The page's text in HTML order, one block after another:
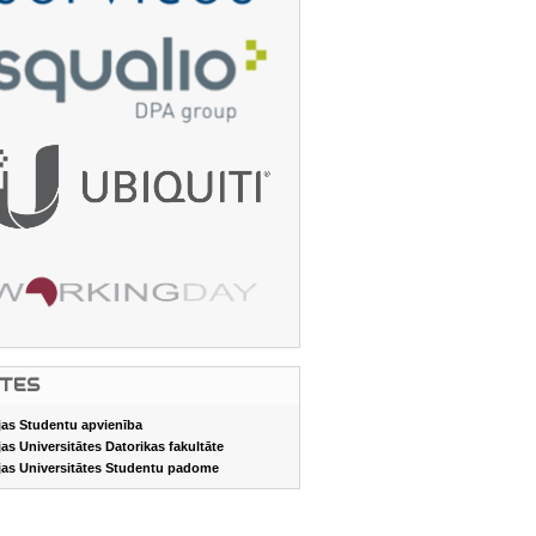
Studentu apvienība
Universitātes Datorikas fakultāte
Universitātes Studentu padome